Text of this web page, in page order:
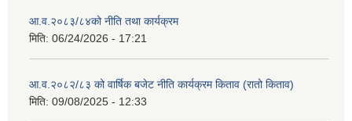
आ.व.२०८३/८४को नीति तथा कार्यक्रम
मिति: 06/24/2026 - 17:21
आ.व.२०८२/८३ को वार्षिक बजेट नीति कार्यक्रम किताव (रातो किताव)
मिति: 09/08/2025 - 12:33